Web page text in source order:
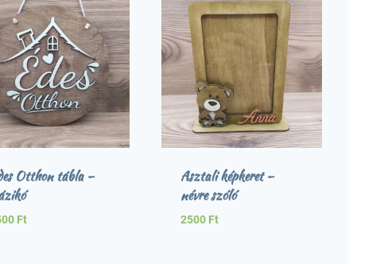
Otthon tábla –
Ft
Asztali képkeret –
névre szóló
2500 Ft